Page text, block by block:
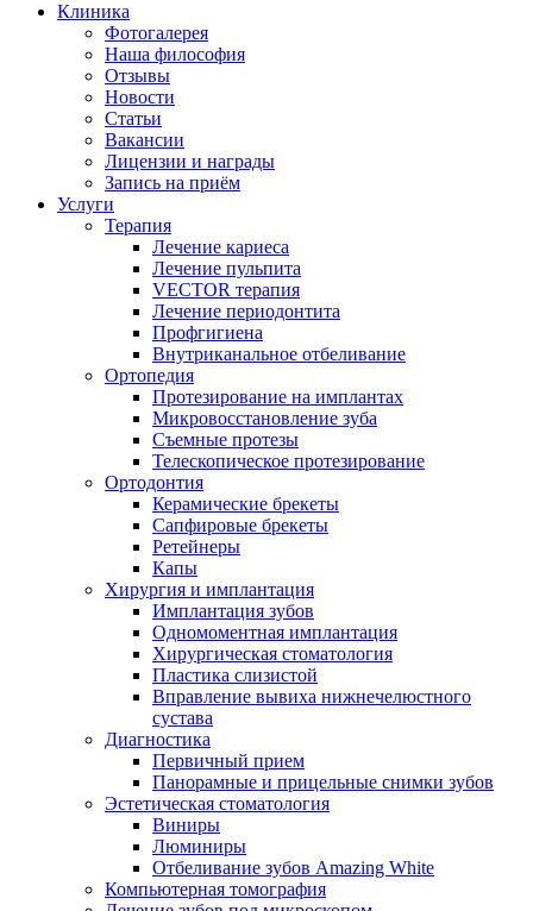
Клиника
Фотогалерея
Наша философия
Отзывы
Новости
Статьи
Вакансии
Лицензии и награды
Запись на приём
Услуги
Терапия
Лечение кариеса
Лечение пульпита
VECTOR терапия
Лечение периодонтита
Профгигиена
Внутриканальное отбеливание
Ортопедия
Протезирование на имплантах
Микровосстановление зуба
Съемные протезы
Телескопическое протезирование
Ортодонтия
Керамические брекеты
Сапфировые брекеты
Ретейнеры
Капы
Хирургия и имплантация
Имплантация зубов
Одномоментная имплантация
Хирургическая стоматология
Пластика слизистой
Вправление вывиха нижнечелюстного
сустава
Диагностика
Первичный прием
Панорамные и прицельные снимки зубов
Эстетическая стоматология
Виниры
Люминиры
Отбеливание зубов Amazing White
Компьютерная томография